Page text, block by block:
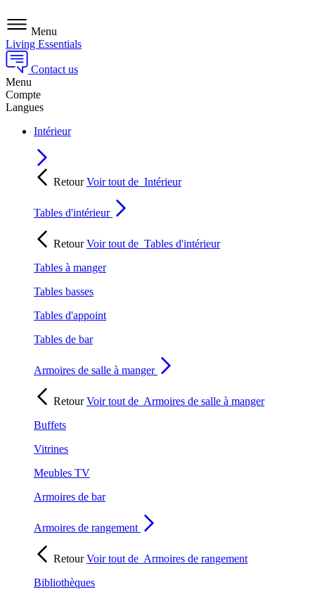
Menu
Living Essentials
Contact us
Menu
Compte
Langues
Intérieur
RetourVoir tout de Intérieur
Tables d'intérieur
RetourVoir tout de Tables d'intérieur
Tables à manger
Tables basses
Tables d'appoint
Tables de bar
Armoires de salle à manger
RetourVoir tout de Armoires de salle à manger
Buffets
Vitrines
Meubles TV
Armoires de bar
Armoires de rangement
RetourVoir tout de Armoires de rangement
Bibliothèques